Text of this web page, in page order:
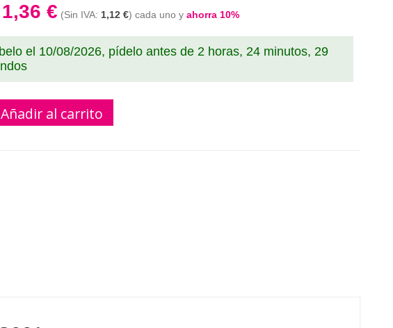
1,36 € 1,12 € cada uno y ahorra 10%
el 10/08/2026, pídelo antes de 2 horas, 24 minutos, 29
Añadir al carrito